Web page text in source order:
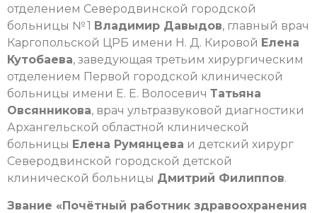
отделением Северодвинской городской
больницы № 1 Владимир Давыдов, главный врач
Каргопольской ЦРБ имени Н. Д. Кировой Елена
Кутобаева, заведующая третьим хирургическим
отделением Первой городской клинической
больницы имени Е. Е. Волосевич Татьяна
Овсянникова, врач ультразвуковой диагностики
Архангельской областной клинической
больницы Елена Румянцева и детский хирург
Северодвинской городской детской
клинической больницы Дмитрий Филиппов.
Звание «Почётный работник здравоохранения